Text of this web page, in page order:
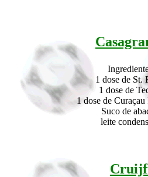
1 dose de St.
1 dose de
1 dose de
Suco de
leite